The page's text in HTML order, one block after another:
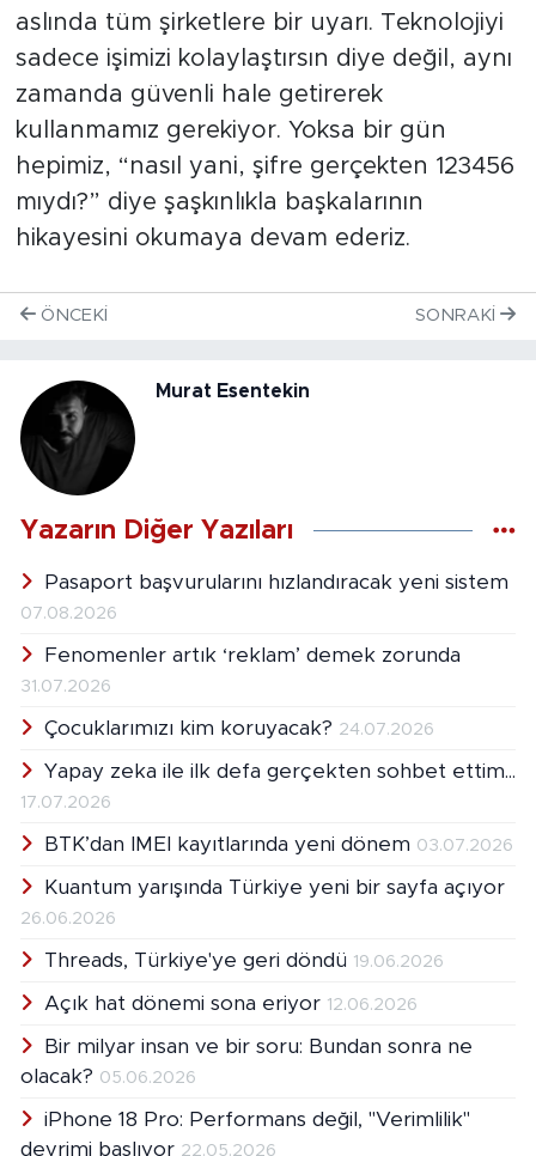
aslında tüm şirketlere bir uyarı. Teknolojiyi
sadece işimizi kolaylaştırsın diye değil, aynı
zamanda güvenli hale getirerek
kullanmamız gerekiyor. Yoksa bir gün
hepimiz, “nasıl yani, şifre gerçekten 123456
mıydı?” diye şaşkınlıkla başkalarının
hikayesini okumaya devam ederiz.
ÖNCEKI SONRAKI
Murat Esentekin
Yazarın Diğer Yazıları
Pasaport başvurularını hızlandıracak yeni sistem
07.08.2026
Fenomenler artık ‘reklam’ demek zorunda
31.07.2026
Çocuklarımızı kim koruyacak? 24.07.2026
Yapay zeka ile ilk defa gerçekten sohbet ettim...
17.07.2026
BTK’dan IMEI kayıtlarında yeni dönem 03.07.2026
Kuantum yarışında Türkiye yeni bir sayfa açıyor
26.06.2026
Threads, Türkiye'ye geri döndü 19.06.2026
Açık hat dönemi sona eriyor 12.06.2026
Bir milyar insan ve bir soru: Bundan sonra ne
olacak? 05.06.2026
iPhone 18 Pro: Performans değil, "Verimlilik"
devrimi başlıyor 22.05.2026